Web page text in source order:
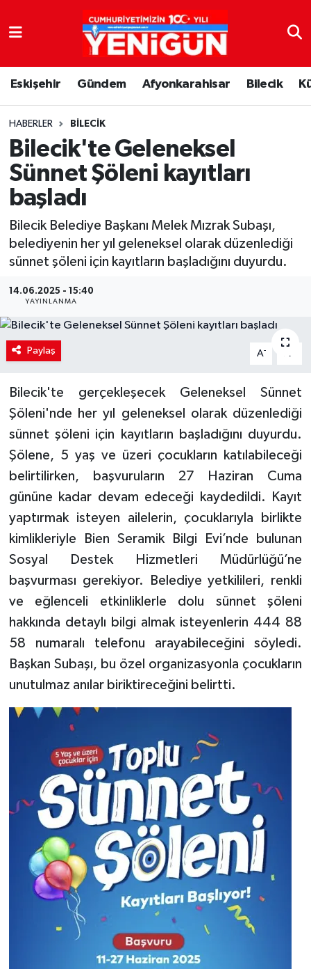
Eskişehir Gündem Afyonkarahisar Bilecik
HABERLER BILECIK
Bilecik'te Geleneksel
Sünnet Şöleni kayıtları
başladı
Bilecik Belediye Başkanı Melek Mızrak Subaşı,
belediyenin her yıl geleneksel olarak düzenlediği
sünnet şöleni için kayıtların başladığını duyurdu.
14.06.2025 - 15:40
YAYINLANMA
Paylaş A- A
Bilecik'te gerçekleşecek Geleneksel Sünnet
Şöleni'nde her yıl geleneksel olarak düzenlediği
sünnet şöleni için kayıtların başladığını duyurdu.
Şölene, 5 yaş ve üzeri çocukların katılabileceği
belirtilirken, başvuruların 27 Haziran Cuma
gününe kadar devam edeceği kaydedildi. Kayıt
yaptırmak isteyen ailelerin, çocuklarıyla birlikte
kimlikleriyle Bien Seramik Bilgi Evi’nde bulunan
Sosyal Destek Hizmetleri Müdürlüğü’ne
başvurması gerekiyor. Belediye yetkilileri, renkli
ve eğlenceli etkinliklerle dolu sünnet şöleni
hakkında detaylı bilgi almak isteyenlerin 444 88
58 numaralı telefonu arayabileceğini söyledi.
Başkan Subaşı, bu özel organizasyonla çocukların
unutulmaz anılar biriktireceğini belirtti.
Nöbetçi Eczaneler
Hava Durumu
Trafik Durumu
Süper Lig Puan Durumu ve Fikstür
Tüm Manşetler
Son Dakika Haberleri
Haber Arşivi